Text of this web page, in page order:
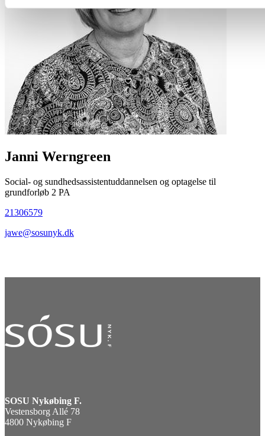
Janni Werngreen
Social- og sundhedsassistentuddannelsen og optagelse til
grundforløb 2 PA
21306579
jawe@sosunyk.dk
SOSU Nykøbing F.
Vestensborg Allé 78
4800 Nykøbing F